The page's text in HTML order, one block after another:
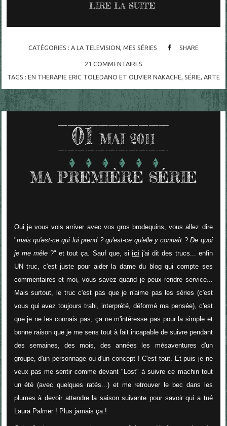
LIRE LA SUITE
CATÉGORIES : A LA TELEVISION MES SÉRIES SHARE
21 COMMENTAIRES
TAGS : EN THERAPIE ERIC TOLEDANO ET OLIVIER NAKACHE, SÉRIE, ARTE
01 MAI 2011
MA PREMIÈRE SÉRIE
Oui je vous vois arriver avec vos gros brodequins, vous allez dire
"mais qu'est-ce qui lui prend ? qu'est-ce qu'elle y connaît ?De quoi
je me mêle?" et tout ça. Sauf que, si ici j'ai dit des trucs... enfin
UN truc, c'est juste pour aider la dame du blog qui compte ses
commentaires et moi, vous savez quand je peux rendre service...
Mais surtout, le truc c'est pas que je n'aime pas les séries (c'est
vous qui avez toujours trahi, interprété, déformé ma pensée), c'est
que je ne les connais pas, ça ne m'intéresse pas pour la simple et
bonne raison que je me sens tout à fait incapable de suivre pendant
des semaines, des mois, des années les mésaventures d'un
groupe, d'un personnage ou d'un concept ! C'est tout. Et puis je ne
veux pas me sentir comme devant "Lost" à suivre ce machin tout
un été (avec quelques ratés...) et me retrouver le bec dans les
plumes à devoir attendre la saison suivante pour savoir qui a tué
Laura Palmer ! Plus jamais ça !